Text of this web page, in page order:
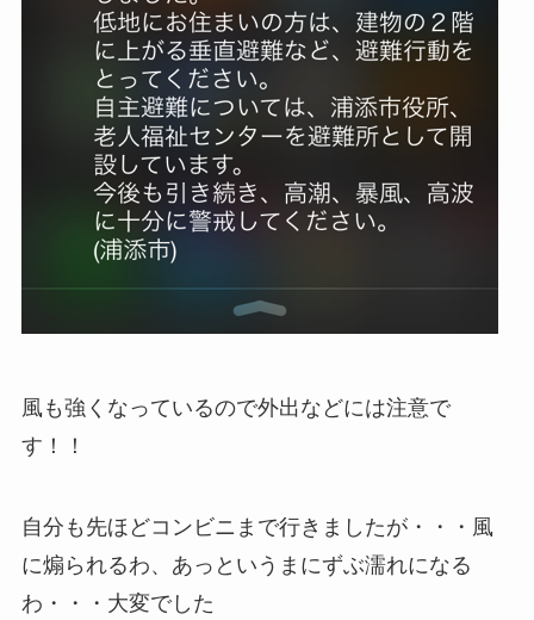
風も強くなっているので外出などには注意で
す！！
自分も先ほどコンビニまで行きましたが・・・風
に煽られるわ、あっというまにずぶ濡れになる
わ・・・大変でした